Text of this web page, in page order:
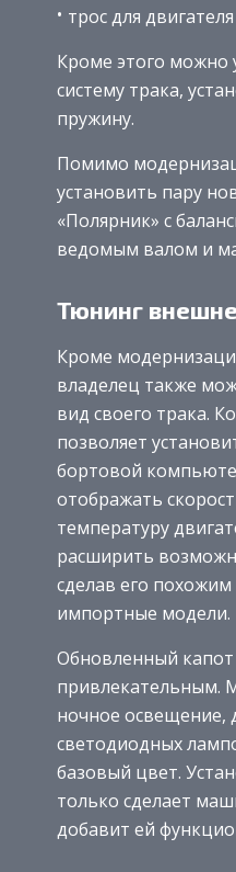
трос для
Кроме этого
систему трака,
пружину.
Помимо
установить пару
«Полярник» с
ведомым валом и
Тюнинг
Кроме
владелец также
вид своего трака.
позволяет
бортовой
отображать
температуру
расширить
сделав его
импортные модели.
Обновленный капот
привлекательным.
ночное освещение,
светодиодных
базовый цвет.
только сделает
добавит ей